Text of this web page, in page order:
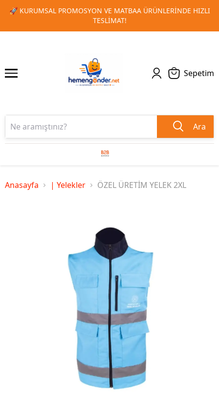
HIZLI
🎁 TOPLU SIPARIŞLERINIZDE ÖZEL İNDIRIM
1 2
Sepetim
Ara
Anasayfa | Yelekler ÖZEL ÜRETİM YELEK 2XL